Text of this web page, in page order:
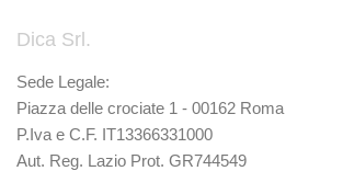
Dica Srl.
Sede Legale:
Piazza delle crociate 1 - 00162 Roma
P.Iva e C.F. IT13366331000
Aut. Reg. Lazio Prot. GR744549